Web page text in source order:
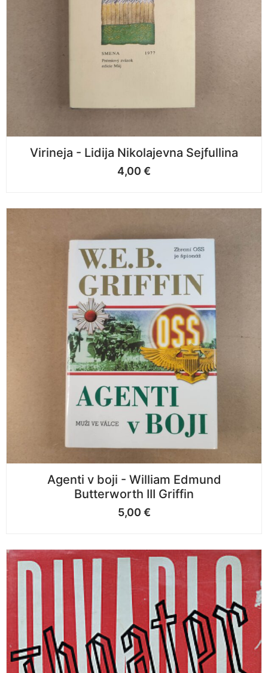
Virineja - Lidija Nikolajevna Sejfullina
4,00 €
Agenti v boji - William Edmund
Butterworth III Griffin
5,00 €